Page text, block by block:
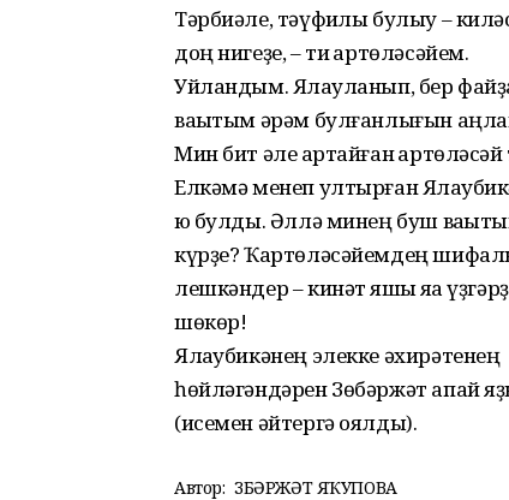
Тәрбиәле, тәүфиҡлы булыу –
доң нигеҙе, – ти ҡартөләсәйем.
Уйландым. Ялҡауланып, бер
ваҡытым әрәм булғанлығын
Мин бит әле ҡартайған ҡартөләсәй
Елкәмә менеп ултырған
юҡ булды. Әллә минең буш
күрҙе? Ҡартөләсәйемдең
лешкәндер – кинәт яҡшы яҡҡа
шөкөр!
Ялҡаубикәнең элекке әхирәтенең
һөйләгәндәрен Зөбәржәт апай
(исемен әйтергә оялды).
Автор: ЗӨБӘРЖӘТ ЯҠУПОВА